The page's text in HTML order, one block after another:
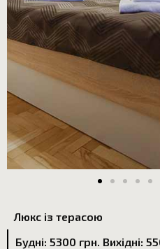
Люкс із терасою
Будні: 5300 грн. Вихідні: